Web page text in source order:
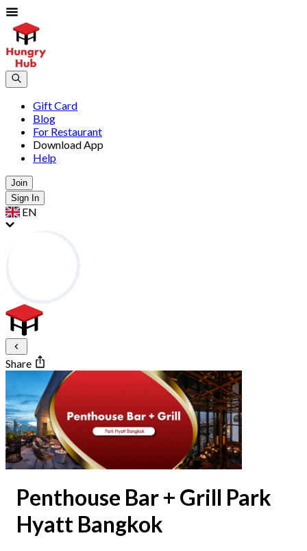
Gift Card
Blog
For Restaurant
Download App
Help
Join
Sign In
EN
Share
Penthouse Bar + Grill Park
Hyatt Bangkok